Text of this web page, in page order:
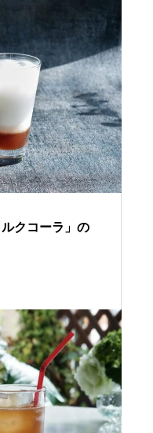
クコーラ」の